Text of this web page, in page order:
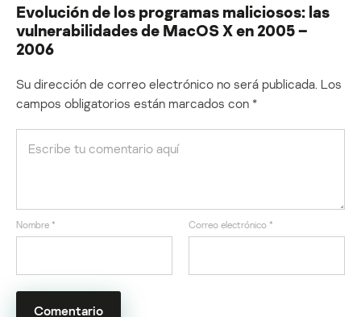
Evolución de los programas maliciosos: las
vulnerabilidades de MacOS X en 2005 –
2006
Su dirección de correo electrónico no será publicada. Los
campos obligatorios están marcados con *
Nombre * Correo electrónico *